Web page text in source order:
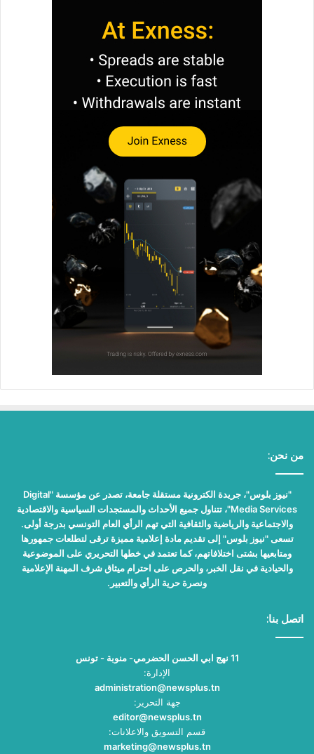
من نحن:
"نيوز بلوس"، جريدة الكترونية مستقلة جامعة، تصدر عن مؤسسة "Digital
Media Services"، تتناول جميع الأحداث والمستجدات السياسية والاقتصادية
والاجتماعية والرياضية والثقافية التي تهم الرأي العام التونسي بدرجة أولى.
تسعى "نيوز بلوس" إلى تقديم مادة إعلامية مميزة ترقى لتطلعات جمهورها
ومتابعيها بشتى اختلافاتهم، كما تعتمد في خطها التحريري على الموضوعية
والحيادية في نقل الخبر، والحرص على احترام ميثاق شرف المهنة الإعلامية
ونصرة حرية الرأي والتعبير.
اتصل بنا:
11 نهج ابي الحسن الحضرمي- منوبة - تونس
الإدارة:
administration@newsplus.tn
جهة التحرير:
editor@newsplus.tn
قسم التسويق والاعلانات:
marketing@newsplus.tn